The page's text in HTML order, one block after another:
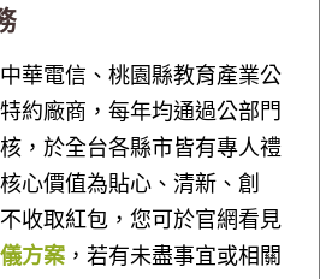
華電信、桃園縣教育產業公
約廠商，每年均通過公部門
，於全台各縣市皆有專人禮
心價值為貼心、清新、創
收取紅包，您可於官網看見
方案 ，若有未盡事宜或相關